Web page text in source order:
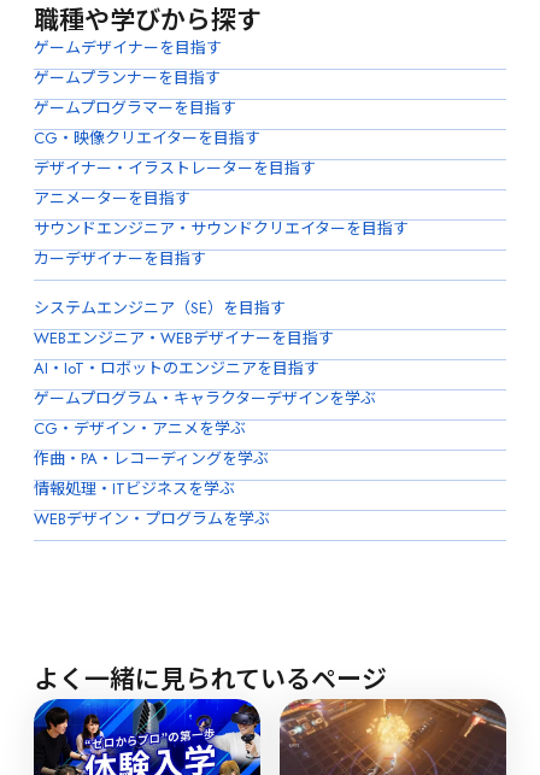
職種や学びから探す
ゲームデザイナーを目指す
ゲームプランナーを目指す
ゲームプログラマーを目指す
CG・映像クリエイターを目指す
デザイナー・イラストレーターを目指す
アニメーターを目指す
サウンドエンジニア・サウンドクリエイターを目指す
カーデザイナーを目指す
システムエンジニア（SE）を目指す
WEBエンジニア・WEBデザイナーを目指す
AI・IoT・ロボットのエンジニアを目指す
ゲームプログラム・キャラクターデザインを学ぶ
CG・デザイン・アニメを学ぶ
作曲・PA・レコーディングを学ぶ
情報処理・ITビジネスを学ぶ
WEBデザイン・プログラムを学ぶ
よく一緒に見られているページ